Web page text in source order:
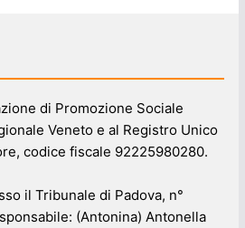
di Promozione Sociale
Veneto e al Registro Unico
codice fiscale 92225980280.
il Tribunale di Padova, n°
(Antonina) Antonella